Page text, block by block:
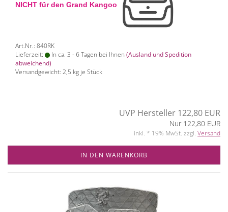
NICHT für den Grand Kangoo
Art.Nr.: 840RK
Lieferzeit:
In ca. 3 - 6 Tagen bei Ihnen (Ausland und Spedition
abweichend)
Versandgewicht: 2,5 kg je Stück
UVP Hersteller 122,80 EUR
Nur 122,80 EUR
inkl. * 19% MwSt. zzgl. Versand
IN DEN WARENKORB